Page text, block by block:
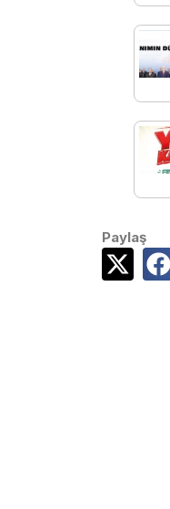
Paylaş